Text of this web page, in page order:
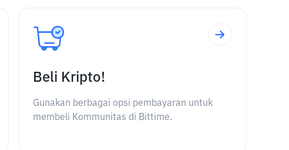
Beli Kripto!
Gunakan berbagai opsi pembayaran untuk
membeli Kommunitas di Bittime.